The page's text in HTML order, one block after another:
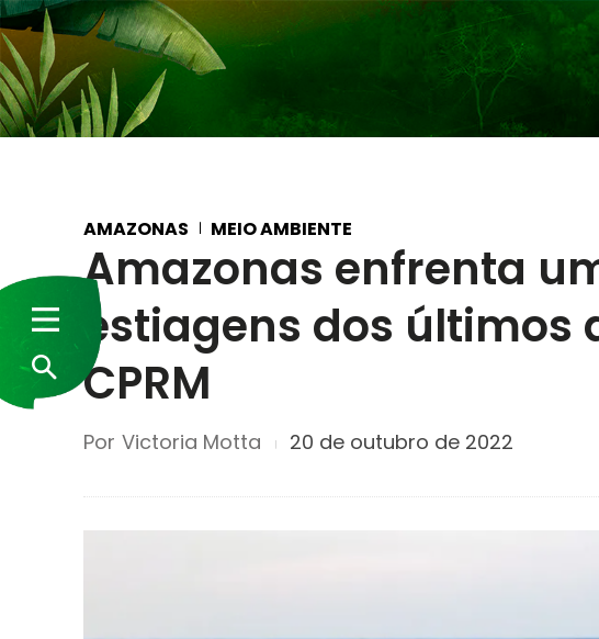
AMAZONAS MEIO AMBIENTE
Amazonas enfrenta
estiagens dos últimos
CPRM
Por Victoria Motta 20 de outubro de 2022